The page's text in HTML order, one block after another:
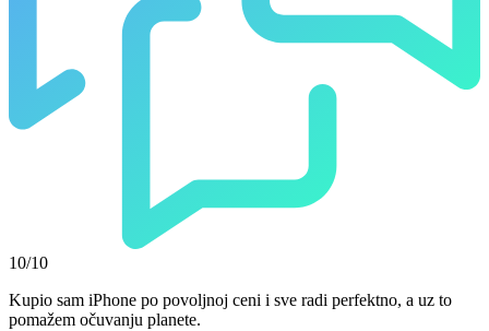
10/10
Kupio sam iPhone po povoljnoj ceni i sve radi perfektno, a uz to
pomažem očuvanju planete.